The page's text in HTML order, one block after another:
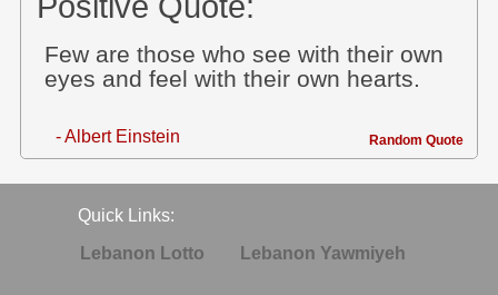
Few are those who see with their own
eyes and feel with their own hearts.
- Albert Einstein Random Quote
Quick Links:
Lebanon Lotto
Lebanon Yawmiyeh